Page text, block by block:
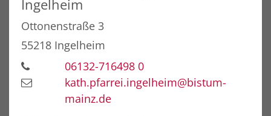
Ingelheim
Ottonenstraße 3
55218 Ingelheim
06132-716498 0
kath.pfarrei.ingelheim@bistum-
mainz.de